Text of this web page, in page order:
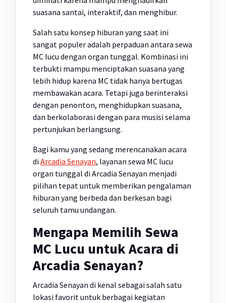
suasana santai, interaktif, dan menghibur.
Salah satu konsep hiburan yang saat ini
sangat populer adalah perpaduan antara sewa
MC lucu dengan organ tunggal. Kombinasi ini
terbukti mampu menciptakan suasana yang
lebih hidup karena MC tidak hanya bertugas
membawakan acara. Tetapi juga berinteraksi
dengan penonton, menghidupkan suasana,
dan berkolaborasi dengan para musisi selama
pertunjukan berlangsung.
Bagi kamu yang sedang merencanakan acara
di Arcadia Senayan, layanan sewa MC lucu
organ tunggal di Arcadia Senayan menjadi
pilihan tepat untuk memberikan pengalaman
hiburan yang berbeda dan berkesan bagi
seluruh tamu undangan.
Mengapa Memilih Sewa
MC Lucu untuk Acara di
Arcadia Senayan?
Arcadia Senayan di kenal sebagai salah satu
lokasi favorit untuk berbagai kegiatan